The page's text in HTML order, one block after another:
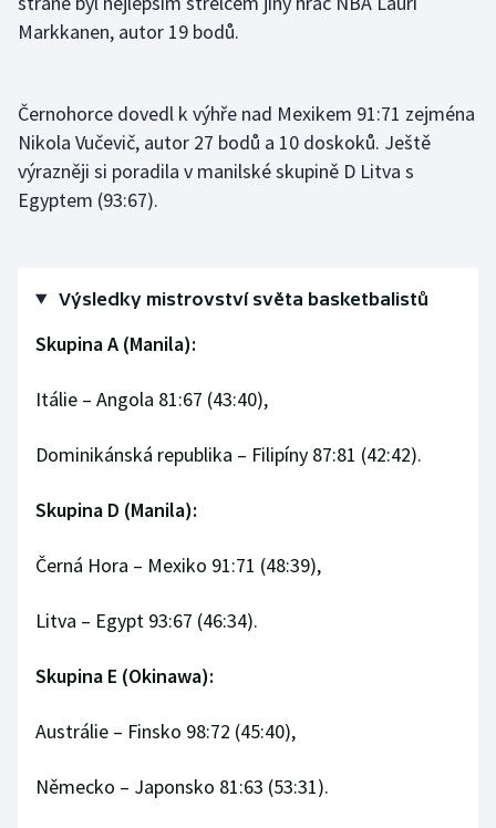
Markkanen, autor 19 bodů.
Černohorce dovedl k výhře nad Mexikem 91:71 zejména
Nikola Vučevič, autor 27 bodů a 10 doskoků. Ještě
výrazněji si poradila v manilské skupině D Litva s
Egyptem (93:67).
Výsledky mistrovství světa basketbalistů
Skupina A (Manila):
Itálie – Angola 81:67 (43:40),
Dominikánská republika – Filipíny 87:81 (42:42).
Skupina D (Manila):
Černá Hora – Mexiko 91:71 (48:39),
Litva – Egypt 93:67 (46:34).
Skupina E (Okinawa):
Austrálie – Finsko 98:72 (45:40),
Německo – Japonsko 81:63 (53:31).